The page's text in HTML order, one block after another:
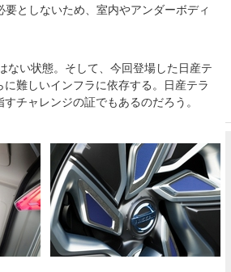
としないため、室内やアンダーボディ
い状態。そして、今回登場した日産テ
難しいインフラに依存する。日産テラ
チャレンジの証でもあるのだろう。